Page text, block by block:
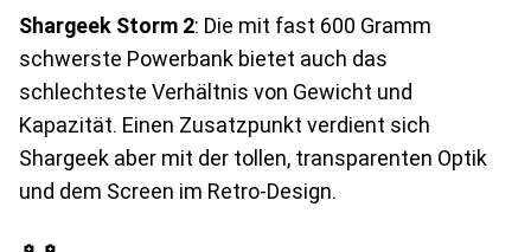
Shargeek Storm 2: Die mit fast 600 Gramm
schwerste Powerbank bietet auch das
schlechteste Verhältnis von Gewicht und
Kapazität. Einen Zusatzpunkt verdient sich
Shargeek aber mit der tollen, transparenten Optik
und dem Screen im Retro-Design.